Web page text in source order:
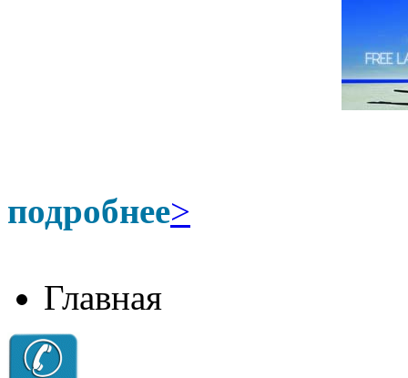
подробнее>
Главная